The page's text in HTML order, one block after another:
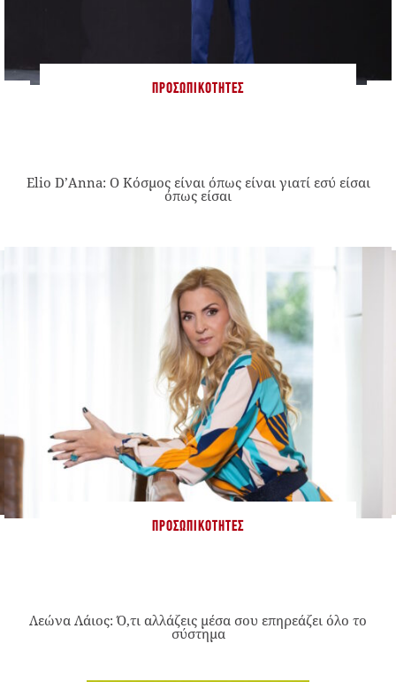
ΠΡΟΣΩΠΙΚΌΤΗΤΕΣ
Elio D’Anna: Ο Κόσμος είναι όπως είναι γιατί εσύ είσαι
όπως είσαι
ΠΡΟΣΩΠΙΚΌΤΗΤΕΣ
Λεώνα Λάιος: Ό,τι αλλάζεις μέσα σου επηρεάζει όλο το
σύστημα